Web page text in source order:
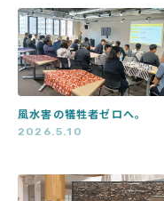
風水害の犠牲者ゼロへ。
2026.5.10